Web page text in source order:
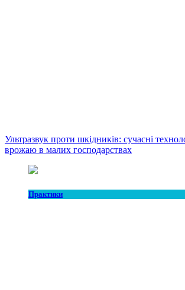
Ультразвук проти шкідників: сучасні
врожаю в малих господарствах
Практики